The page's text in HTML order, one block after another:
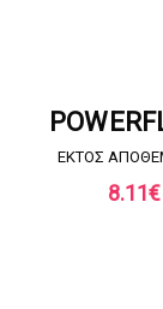
EKTOΣ
8.11€